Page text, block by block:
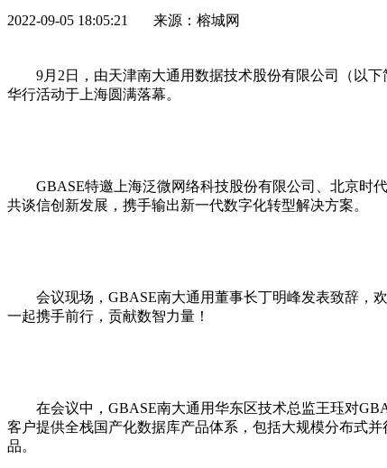
2022-09-05 18:05:21 来源：榕城网
9月2日，由天津南大通用数据技术股份有限公司（以
华行活动于上海圆满落幕。
GBASE特邀上海泛微网络科技股份有限公司、北京时
共谈信创新发展，携手输出新一代数字化转型解决方案。
会议现场，GBASE南大通用董事长丁明峰发表致辞，
一起携手前行，贡献数智力量！
在会议中，GBASE南大通用华东区技术总监王珏对
客户提供全栈国产化数据库产品体系，包括大规模分布式并
品。